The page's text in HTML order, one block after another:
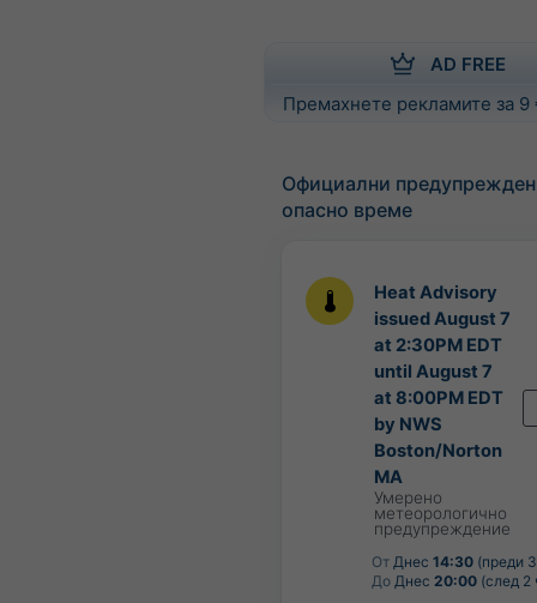
AD FREE
Премахнете рекламите за
Официални
опасно време
Heat Advisory
issued August 7
at 2:30PM EDT
until August 7
at 8:00PM EDT
by NWS
Boston/Norton
MA
Умерено
метеорологично
предупреждение
От Днес 14:30 (преди
До Днес 20:00 (след 2